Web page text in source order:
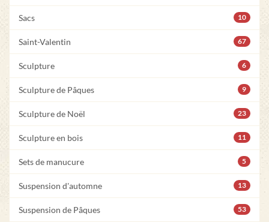
Sacs 10
Saint-Valentin 67
Sculpture 6
Sculpture de Pâques 9
Sculpture de Noël 23
Sculpture en bois 11
Sets de manucure 5
Suspension d'automne 13
Suspension de Pâques 53